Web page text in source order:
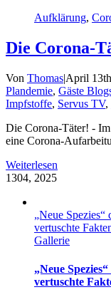
Aufklärung,
Die Corona-
Von Thomas|April
Plandemie, Gäste
Impfstoffe, Servus TV,
Die Corona-Täter! - Im
eine Corona-
Weiterlesen
1304, 2025
„Neue
vertuschte
Gallerie
„Neue
vertuschte